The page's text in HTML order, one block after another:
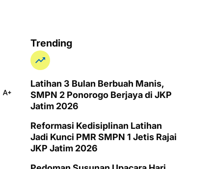
Trending
Latihan 3 Bulan Berbuah Manis,
SMPN 2 Ponorogo Berjaya di JKP
Jatim 2026
Reformasi Kedisiplinan Latihan
Jadi Kunci PMR SMPN 1 Jetis Rajai
JKP Jatim 2026